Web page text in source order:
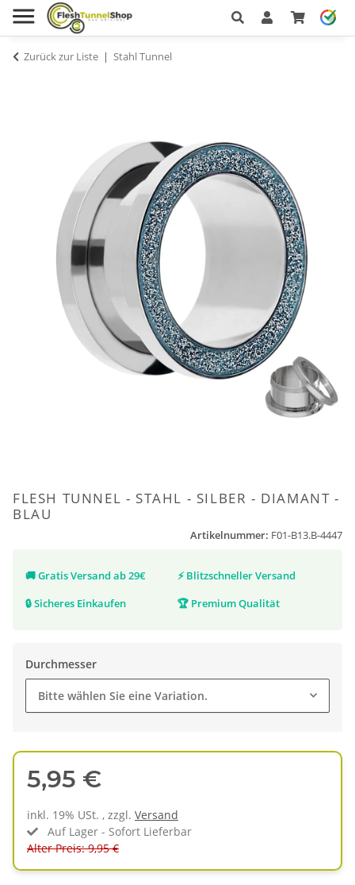
Zurück zur Liste Stahl Tunnel
FLESH TUNNEL - STAHL - SILBER - DIAMANT -
BLAU
Artikelnummer: F01-B13.B-4447
🚚Gratis Versand ab 29€ ⚡ Blitzschneller Versand
🔒Sicheres Einkaufen 🏆 Premium Qualität
Durchmesser
Bitte wählen Sie eine Variation.
5,95 €
inkl. 19% USt. , zzgl. Versand
Auf Lager - Sofort Lieferbar
Alter Preis: 9,95 €